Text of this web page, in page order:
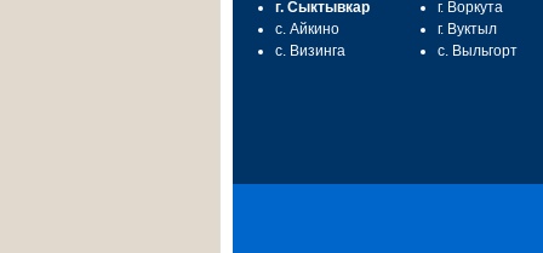
г. Сыктывкар
с. Айкино
с. Визинга
г. Воркута
г. Вуктыл
с. Выльгорт